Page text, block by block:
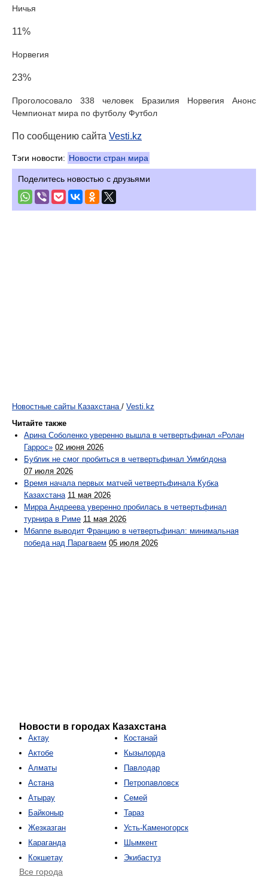
Ничья
11%
Норвегия
23%
Проголосовало 338 человек Бразилия Норвегия Анонс
Чемпионат мира по футболу Футбол
По сообщению сайта Vesti.kz
Тэги новости: Новости стран мира
Поделитесь новостью с друзьями
Новостные сайты Казахстана / Vesti.kz
Читайте также
Арина Соболенко уверенно вышла в четвертьфинал «Ролан
Гаррос» 02 июня 2026
Бублик не смог пробиться в четвертьфинал Уимблдона
07 июля 2026
Время начала первых матчей четвертьфинала Кубка
Казахстана 11 мая 2026
Мирра Андреева уверенно пробилась в четвертьфинал
турнира в Риме 11 мая 2026
Мбаппе выводит Францию в четвертьфинал: минимальная
победа над Парагваем 05 июля 2026
Новости в городах Казахстана
Актау
Актобе
Алматы
Астана
Атырау
Байконыр
Жезказган
Караганда
Кокшетау
Костанай
Кызылорда
Павлодар
Петропавловск
Семей
Тараз
Усть-Каменогорск
Шымкент
Экибастуз
Все города